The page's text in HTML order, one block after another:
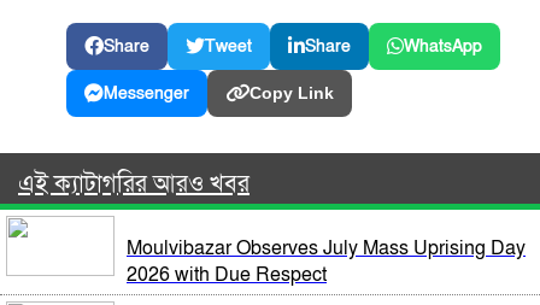
Share Tweet Share WhatsApp
Messenger Copy Link
এই ক্যাটাগরির আরও খবর
Moulvibazar Observes July Mass Uprising Day
2026 with Due Respect